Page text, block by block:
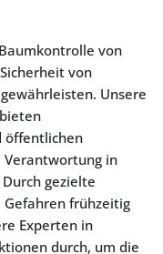
von
von
Unsere
öffentlichen
Verantwortung in
gezielte
frühzeitig
Experten in
durch, um die